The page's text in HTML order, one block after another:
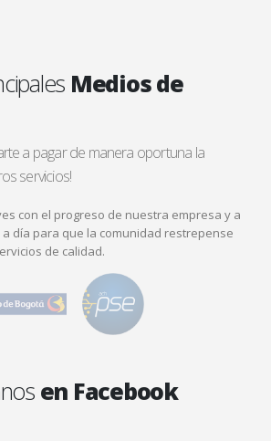
Medios de
a pagar de manera oportuna la
servicios!
con el progreso de nuestra empresa y a
día para que la comunidad restrepense
de calidad.
en Facebook